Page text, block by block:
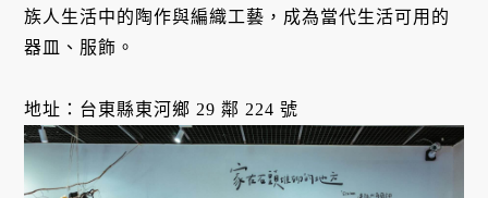
族人生活中的陶作與編織工藝，成為當代生活可用的
器皿、服飾。
地址：台東縣東河鄉 29 鄰 224 號